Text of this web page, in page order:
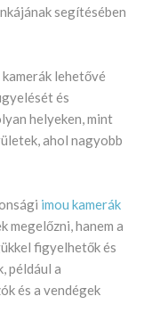
segítésében
lehetővé
és
helyeken, mint
ahol nagyobb
imou kamerák
megelőzni, hanem a
figyelhetők és
például a
és a vendégek